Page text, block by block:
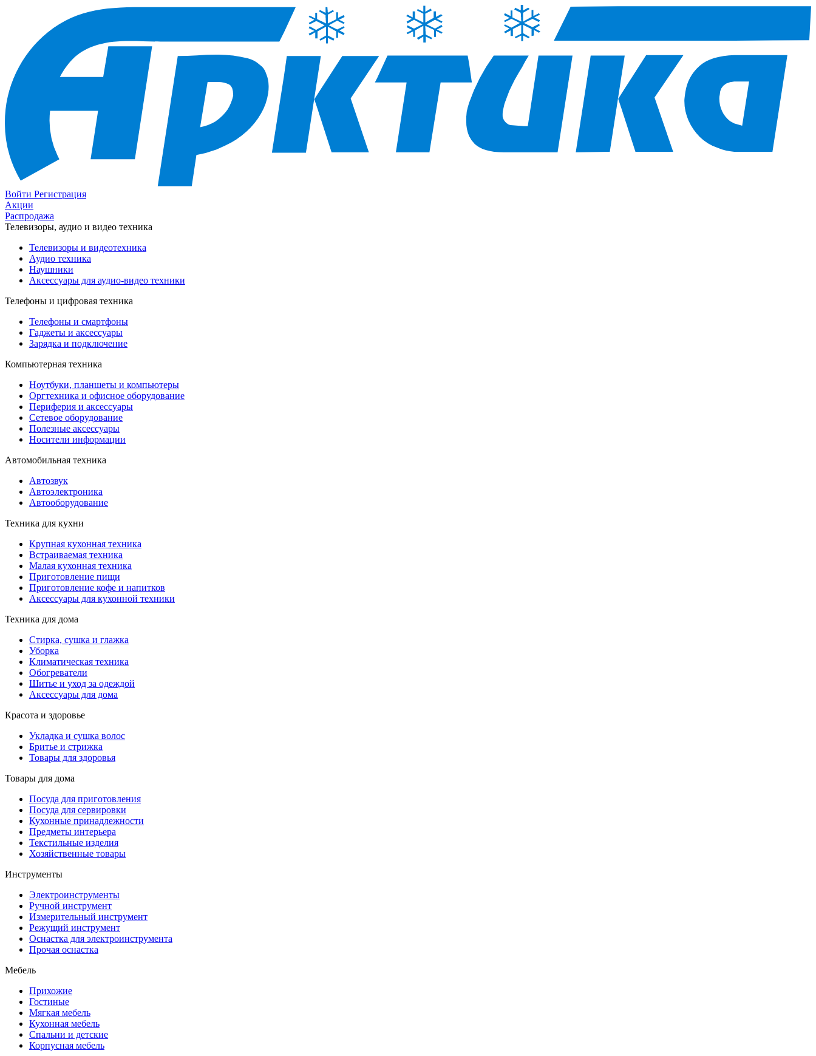
Войти Регистрация
Акции
Распродажа
Телевизоры, аудио и видео техника
Телевизоры и видеотехника
Аудио техника
Наушники
Аксессуары для аудио-видео техники
Телефоны и цифровая техника
Телефоны и смартфоны
Гаджеты и аксессуары
Зарядка и подключение
Компьютерная техника
Ноутбуки, планшеты и компьютеры
Оргтехника и офисное оборудование
Периферия и аксессуары
Cетевое оборудование
Полезные аксессуары
Носители информации
Автомобильная техника
Автозвук
Автоэлектроника
Автооборудование
Техника для кухни
Крупная кухонная техника
Встраиваемая техника
Малая кухонная техника
Приготовление пищи
Приготовление кофе и напитков
Аксессуары для кухонной техники
Техника для дома
Стирка, сушка и глажка
Уборка
Климатическая техника
Обогреватели
Шитье и уход за одеждой
Аксессуары для дома
Красота и здоровье
Укладка и сушка волос
Бритье и стрижка
Товары для здоровья
Товары для дома
Посуда для приготовления
Посуда для сервировки
Кухонные принадлежности
Предметы интерьера
Текстильные изделия
Хозяйственные товары
Инструменты
Электроинструменты
Ручной инструмент
Измерительный инструмент
Режущий инструмент
Оснастка для электроинструмента
Прочая оснастка
Мебель
Прихожие
Гостиные
Мягкая мебель
Кухонная мебель
Спальни и детские
Корпусная мебель